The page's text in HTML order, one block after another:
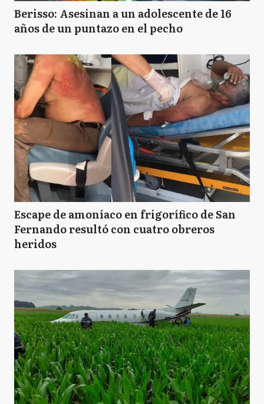
Berisso: Asesinan a un adolescente de 16
años de un puntazo en el pecho
Escape de amoníaco en frigorífico de San
Fernando resultó con cuatro obreros
heridos